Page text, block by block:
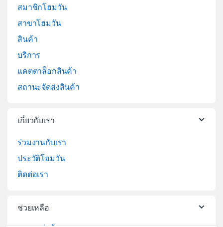
สมาชิกโฮมวัน
สาขาโฮมวัน
สินค้า
บริการ
แคตตาล็อกสินค้า
สถานะจัดส่งสินค้า
เกี่ยวกับเรา
ร่วมงานกับเรา
ประวัติโฮมวัน
ติดต่อเรา
ช่วยเหลือ